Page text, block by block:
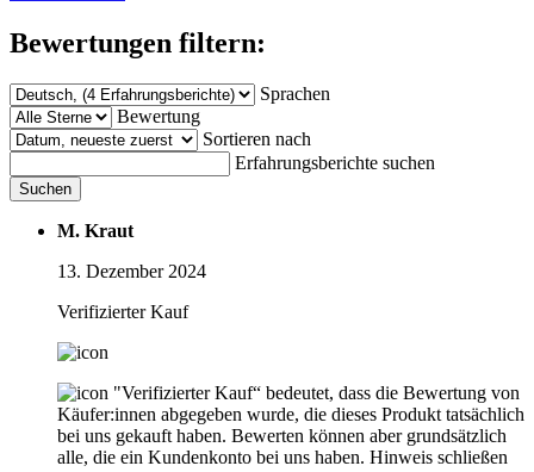
Bewertungen filtern:
Sprachen
Bewertung
Sortieren nach
Erfahrungsberichte suchen
Suchen
M. Kraut
13. Dezember 2024
Verifizierter Kauf
"Verifizierter Kauf“ bedeutet, dass die Bewertung von
Käufer:innen abgegeben wurde, die dieses Produkt tatsächlich
bei uns gekauft haben. Bewerten können aber grundsätzlich
alle, die ein Kundenkonto bei uns haben. Hinweis schließen